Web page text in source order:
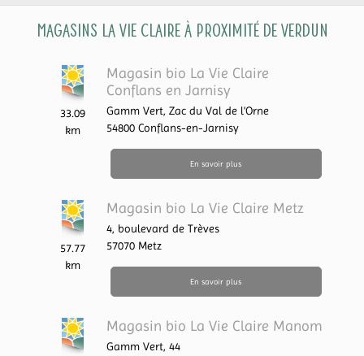
Magasins La Vie Claire à proximité de Verdun
33.09
km
Magasin bio La Vie Claire
Conflans en Jarnisy
Gamm Vert, Zac du Val de l'Orne
54800 Conflans-en-Jarnisy
En savoir plus
57.77
km
Magasin bio La Vie Claire Metz
4, boulevard de Trèves
57070 Metz
En savoir plus
Magasin bio La Vie Claire Manom
Gamm Vert, 44